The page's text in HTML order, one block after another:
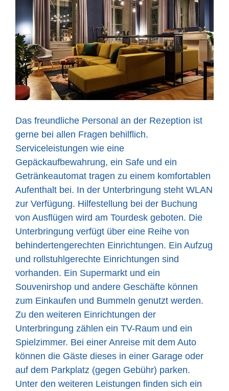
Das freundliche Personal an der Rezeption ist
gerne bei allen Fragen behilflich.
Serviceleistungen wie eine
Gepäckaufbewahrung, ein Safe und ein
Getränkeautomat tragen zu einem komfortablen
Aufenthalt bei. In der Unterbringung steht WLAN
zur Verfügung. Hilfestellung bei der Buchung
von Ausflügen wird am Tourdesk geboten. Die
Unterbringung verfügt über eine Reihe von
behindertengerechten Einrichtungen. Ein Aufzug
und rollstuhlgerechte Einrichtungen sind
vorhanden. Ein Supermarkt und ein
Souvenirshop und andere Geschäfte können
zum Einkaufen und Bummeln genutzt werden.
Zu den weiteren Einrichtungen der
Unterbringung zählen ein TV-Raum und ein
Spielzimmer. Bei einer Anreise mit dem Auto
können die Gäste dieses in einer Garage oder
auf dem Parkplatz (gegen Gebühr) parken.
Unter den weiteren Leistungen finden sich ein